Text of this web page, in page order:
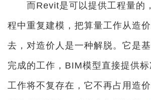
而Revit是可以提供工程量的
程中重复建模，把算量工作从造
去，对造价人是一种解脱。它是
完成的工作，BIM模型直接提供
工作将不复存在，它不再占用造